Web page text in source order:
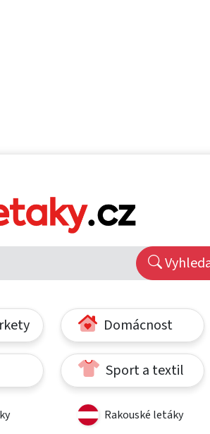
Domácnost
Sport a textil
Rakouské letáky